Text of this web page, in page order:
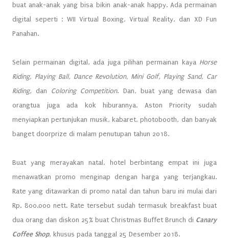
buat anak-anak yang bisa bikin anak-anak happy. Ada permainan
digital seperti : WII Virtual Boxing, Virtual Reality, dan XD Fun
Panahan.
Selain permainan digital, ada juga pilihan permainan kaya Horse
Riding, Playing Ball, Dance Revolution, Mini Golf, Playing Sand, Car
Riding, dan Coloring Competition. Dan, buat yang dewasa dan
orangtua juga ada kok hiburannya. Aston Priority sudah
menyiapkan pertunjukan musik, kabaret, photobooth, dan banyak
banget doorprize di malam penutupan tahun 2018.
Buat yang merayakan natal, hotel berbintang empat ini juga
menawatkan promo menginap dengan harga yang terjangkau.
Rate yang ditawarkan di promo natal dan tahun baru ini mulai dari
Rp. 800.000 nett. Rate tersebut sudah termasuk breakfast buat
dua orang dan diskon 25% buat Christmas Buffet Brunch di Canary
Coffee Shop, khusus pada tanggal 25 Desember 2018.